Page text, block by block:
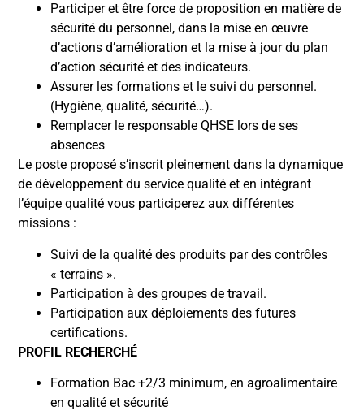
Participer et être force de proposition en matière de
sécurité du personnel, dans la mise en œuvre
d’actions d’amélioration et la mise à jour du plan
d’action sécurité et des indicateurs.
Assurer les formations et le suivi du personnel.
(Hygiène, qualité, sécurité…).
Remplacer le responsable QHSE lors de ses
absences
Le poste proposé s’inscrit pleinement dans la dynamique
de développement du service qualité et en intégrant
l’équipe qualité vous participerez aux différentes
missions :
Suivi de la qualité des produits par des contrôles
« terrains ».
Participation à des groupes de travail.
Participation aux déploiements des futures
certifications.
PROFIL RECHERCHÉ
Formation Bac +2/3 minimum, en agroalimentaire
en qualité et sécurité